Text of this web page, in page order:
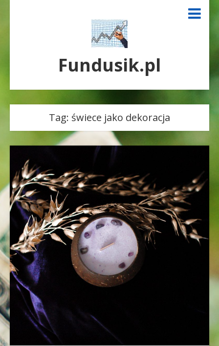
Fundusik.pl
Tag: świece jako dekoracja